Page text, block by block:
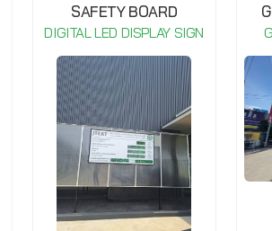
SAFETY BOARD
DIGITAL LED DISPLAY SIGN